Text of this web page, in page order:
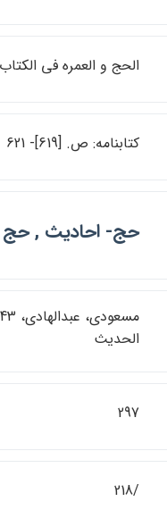
الحج و العمره في
كتابنامه: ص. [619]- 621
حج- احاديث , حج
الحديث
297
/218